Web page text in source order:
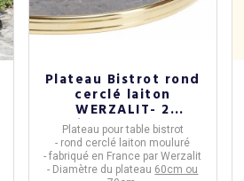
Plateau Bistrot rond
cerclé laiton
WERZALIT- 2
diamètres - 30
finitions
Plateau pour table bistrot
- rond cerclé laiton mouluré
- fabriqué en France parWerzalit
- Diamètre du plateau 60cm ou